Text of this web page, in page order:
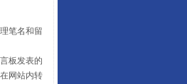
笔名和留
板发表的
网站内转